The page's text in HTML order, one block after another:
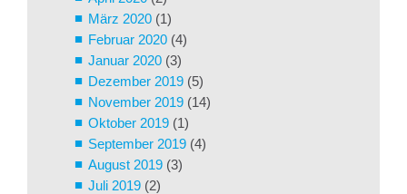
März 2020 (1)
Februar 2020 (4)
Januar 2020 (3)
Dezember 2019 (5)
November 2019 (14)
Oktober 2019 (1)
September 2019 (4)
August 2019 (3)
Juli 2019 (2)